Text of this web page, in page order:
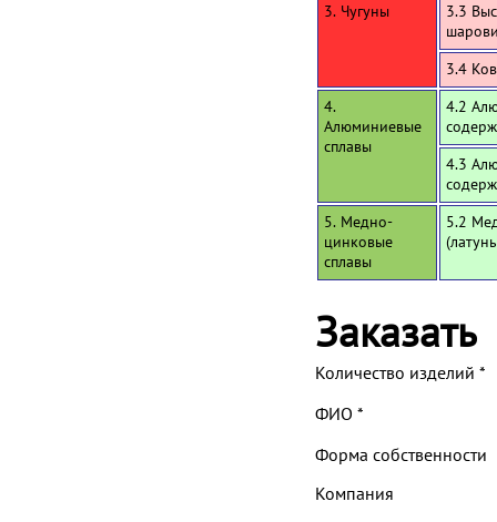
3. Чугуны
3.3
3.4
4.
Алюминиевые
сплавы
4.2
4.3
5. Медно-
цинковые
сплавы
5.2
Заказать
Количество изделий *
ФИО *
Форма собственности
Компания